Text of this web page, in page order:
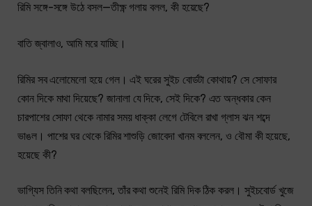
রিমি সঙ্গে-সঙ্গে উঠে বসল—তীক্ষ্ণ গলায় বলল, কী হয়েছে?
বাতি জ্বালাও, আমি মরে যাচ্ছি।
রিমির সব এলোমেলো হয়ে গেল। এই ঘরের সুইচ বোর্ডটা কোথায়? সে সোফার
কোন দিকে মাথা দিয়েছে? জানালা যে দিকে, সেই দিকে? এত অন্ধকার কেন
চারপাশের সোফা থেকে নামার সময় ধাক্কা লেগে টেবিলে রাখা গ্লাস ঝন শব্দে
ভাঙল। পাশের ঘর থেকে রিমির শাশুড়ি জোবেদা খানম বললেন, ও বৌমা কী হয়েছে,
হয়েছে কী?
ভাগ্যিস তিনি কথা বলছিলেন, তাঁর কথা শুনেই রিমি দিক ঠিক করল। সুইচবোর্ড খুজে